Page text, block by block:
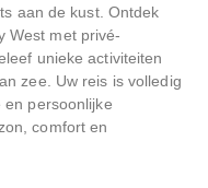
aan de kust. Ontdek
West met privé-
unieke activiteiten
zee. Uw reis is volledig
persoonlijke
comfort en